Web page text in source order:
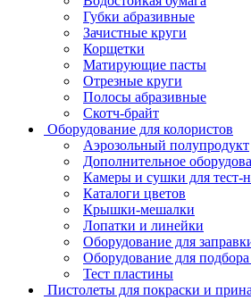
Губки абразивные
Зачистные круги
Корщетки
Матирующие пасты
Отрезные круги
Полосы абразивные
Скотч-брайт
Оборудование для колористов
Аэрозольный полупродукт
Дополнительное
Камеры и сушки для тест-
Каталоги цветов
Крышки-мешалки
Лопатки и линейки
Оборудование для
Оборудование для подбора
Тест пластины
Пистолеты для покраски и